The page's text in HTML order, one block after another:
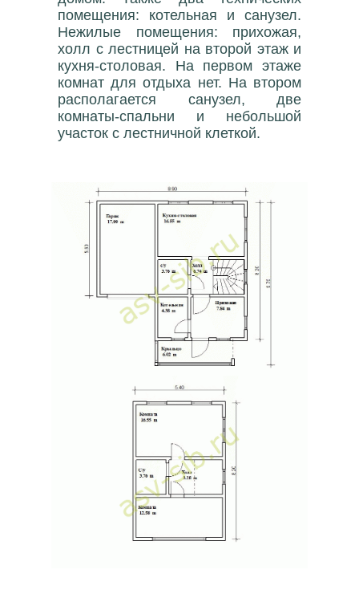
помещения: котельная и санузел.
Нежилые помещения: прихожая,
холл с лестницей на второй этаж и
кухня-столовая. На первом этаже
комнат для отдыха нет. На втором
располагается санузел, две
комнаты-спальни и небольшой
участок с лестничной клеткой.